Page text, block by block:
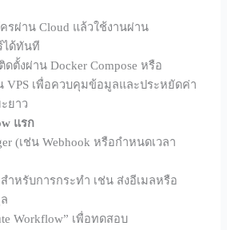
รผ่าน Cloud แล้วใช้งานผ่าน
ได้ทันที
ดตั้งผ่าน Docker Compose หรือ
VPS เพื่อควบคุมข้อมูลและประหยัดค่า
ยาว
แรก
(เช่น Webhook หรือกำหนดเวลา
สำหรับการกระทำ เช่น ส่งอีเมลหรือ
Workflow” เพื่อทดสอบ